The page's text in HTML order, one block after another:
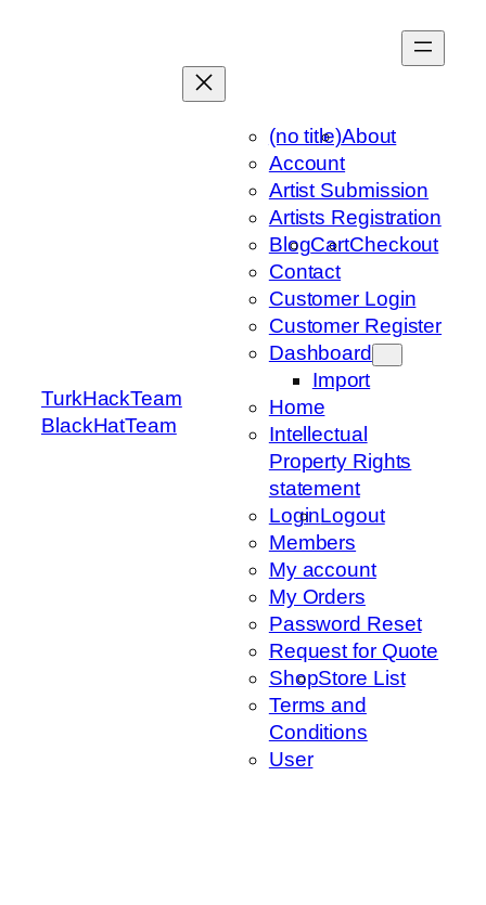
TurkHackTeam
BlackHatTeam
(no title)About
Account
Artist Submission
Artists Registration
BlogCartCheckout
Contact
Customer Login
Customer Register
Dashboard
Import
Home
Intellectual
Property Rights
statement
LoginLogout
Members
My account
My Orders
Password Reset
Request for Quote
ShopStore List
Terms and
Conditions
User